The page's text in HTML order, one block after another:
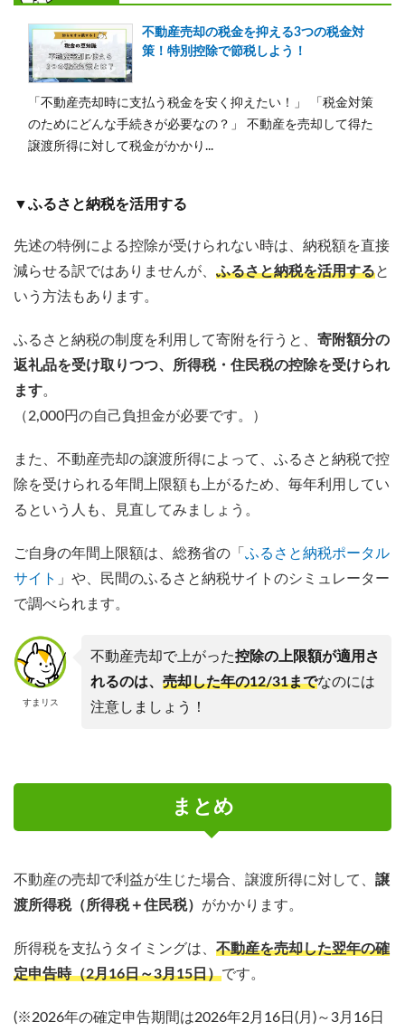
不動産売却の税金を抑える3つの税金対
策！特別控除で節税しよう！
「不動産売却時に支払う税金を安く抑えたい！」 「税金対策
のためにどんな手続きが必要なの？」 不動産を売却して得た
譲渡所得に対して税金がかかり...
▼ふるさと納税を活用する
先述の特例による控除が受けられない時は、納税額を直接
減らせる訳ではありませんが、 ふるさと納税を活用すると
いう方法もあります。
ふるさと納税の制度を利用して寄附を行うと、 寄附額分の
返礼品を受け取りつつ、所得税・住民税の控除を受けられ
ます。
（2,000円の自己負担金が必要です。）
また、不動産売却の譲渡所得によって、ふるさと納税で控
除を受けられる年間上限額も上がるため、毎年利用してい
るという人も、見直してみましょう。
ご自身の年間上限額は、総務省の「 ふるさと納税ポータル
サイト
」や、民間のふるさと納税サイトのシミュレーター
で調べられます。
すまリス
不動産売却で上がった控除の上限額が適用さ
れるのは、 売却した年の12/31までなのには
注意しましょう！
まとめ
不動産の売却で利益が生じた場合、譲渡所得に対して、 譲
渡所得税（所得税＋住民税） がかかります。
所得税を支払うタイミングは、 不動産を売却した翌年の確
定申告時（2月16日～3月15日）です。
(※2026年の確定申告期間は2026年2月16日(月)～3月16日